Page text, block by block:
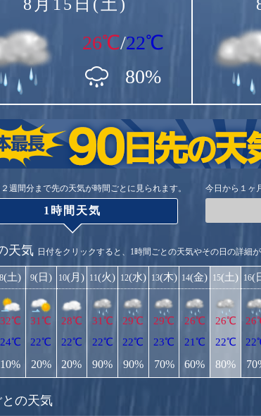
8月15日(土)
26℃/22℃
80%
週間分まで先の天気が時間ごとに見られます。
1時間天気
今日から１ヶ
天気 日付をクリックすると、1時間ごとの天気やその日の詳細が
8(土)
32℃
24℃
10%
9(日)
31℃
22℃
20%
10(月)
28℃
22℃
20%
11(火)
31℃
22℃
90%
12(水)
29℃
22℃
90%
13(木)
29℃
23℃
70%
14(金)
26℃
21℃
60%
15(土)
26℃
22℃
80%
16(
の天気